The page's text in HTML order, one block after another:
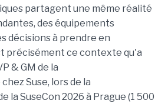
partagent une même réalité
des équipements
décisions à prendre en
précisément ce contexte qu'a
& GM de la
Suse, lors de la
la SuseCon 2026 à Prague (1 500